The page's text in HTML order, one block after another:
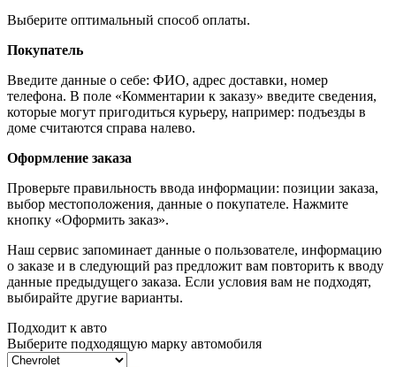
Выберите оптимальный способ оплаты.
Покупатель
Введите данные о себе: ФИО, адрес доставки, номер
телефона. В поле «Комментарии к заказу» введите сведения,
которые могут пригодиться курьеру, например: подъезды в
доме считаются справа налево.
Оформление заказа
Проверьте правильность ввода информации: позиции заказа,
выбор местоположения, данные о покупателе. Нажмите
кнопку «Оформить заказ».
Наш сервис запоминает данные о пользователе, информацию
о заказе и в следующий раз предложит вам повторить к вводу
данные предыдущего заказа. Если условия вам не подходят,
выбирайте другие варианты.
Подходит к авто
Выберите подходящую марку автомобиля